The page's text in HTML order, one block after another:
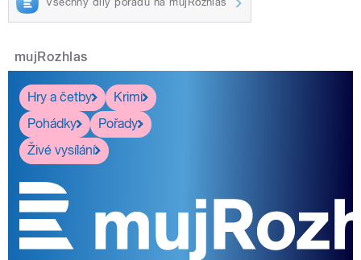
mujRozhlas
Hry a četby
Krimi
Pohádky
Pořady
Živé vysílání